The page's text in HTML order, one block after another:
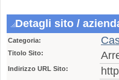
Detagli sito /
Categoria:
Titolo Sito:
Indirizzo URL Sito: